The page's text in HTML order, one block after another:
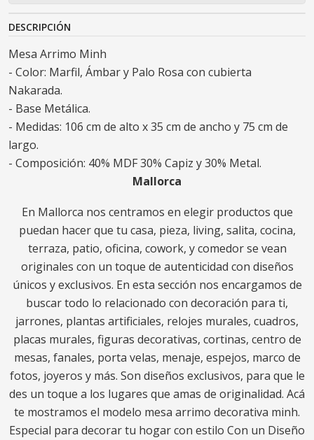
DESCRIPCIÓN
Mesa Arrimo Minh
- Color: Marfil, Ámbar y Palo Rosa con cubierta
Nakarada.
- Base Metálica.
- Medidas: 106 cm de alto x 35 cm de ancho y 75 cm de
largo.
- Composición: 40% MDF 30% Capiz y 30% Metal.
Mallorca
En Mallorca nos centramos en elegir productos que
puedan hacer que tu casa, pieza, living, salita, cocina,
terraza, patio, oficina, cowork, y comedor se vean
originales con un toque de autenticidad con diseños
únicos y exclusivos. En esta sección nos encargamos de
buscar todo lo relacionado con decoración para ti,
jarrones, plantas artificiales, relojes murales, cuadros,
placas murales, figuras decorativas, cortinas, centro de
mesas, fanales, porta velas, menaje, espejos, marco de
fotos, joyeros y más. Son diseños exclusivos, para que le
des un toque a los lugares que amas de originalidad. Acá
te mostramos el modelo mesa arrimo decorativa minh.
Especial para decorar tu hogar con estilo Con un Diseño